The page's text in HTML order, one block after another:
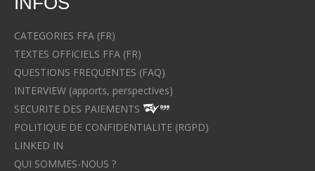
CATEGORIES FFA (FR)
TEXTES OFFICIELS FFA (FR)
QUESTIONS FREQUENTES (FAQ)
INTERVIEW (apports, perspectives)
SECURITE DES PAIEMENTS
POLITIQUE DE CONFIDENTIALITE (RGPD)
LINKED IN
QUI SOMMES-NOUS ?